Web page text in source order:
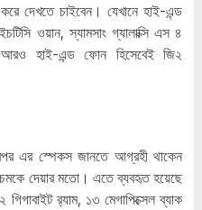
দেখতে চাইবেন। যেখানে হাই-এন্ড
ওয়ান, স্যামসাং গ্যালাক্সি এস ৪
আরও হাই-এন্ড ফোন হিসেবেই জি২
এর স্পেকস জানতে আগ্রহী থাকেন
দেয়ার মতো। এতে ব্যবহৃত হয়েছে
র‌্যাম, ১৩ মেগাপিক্সেল ব্যাক